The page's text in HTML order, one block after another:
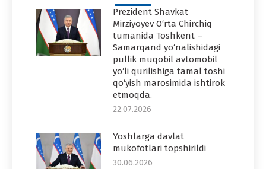
Prezident Shavkat
Mirziyoyev O‘rta Chirchiq
tumanida Toshkent –
Samarqand yo‘nalishidagi
pullik muqobil avtomobil
yo‘li qurilishiga tamal toshi
qo‘yish marosimida ishtirok
etmoqda.
22.07.2026
Yoshlarga davlat
mukofotlari topshirildi
30.06.2026